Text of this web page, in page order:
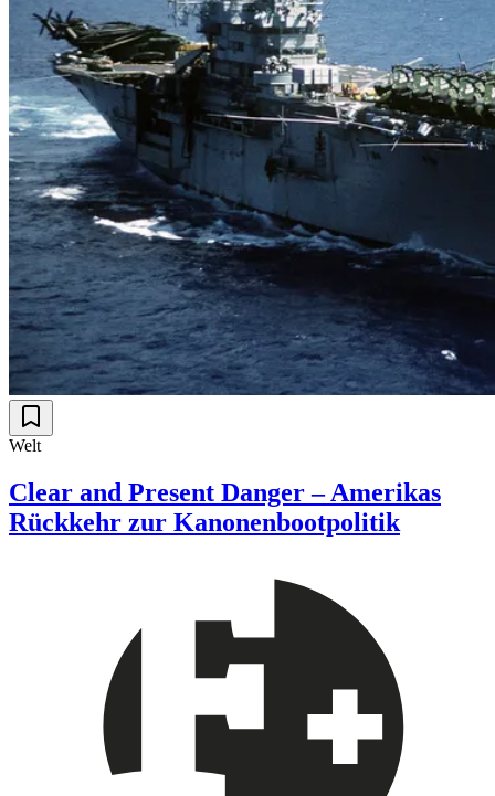
Welt
Clear and Present Danger – Amerikas
Rückkehr zur Kanonenbootpolitik